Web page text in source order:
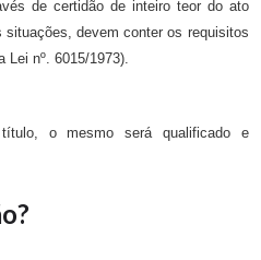
de certidão de inteiro teor do ato
situações, devem conter os requisitos
Lei nº. 6015/1973).
o mesmo será qualificado e